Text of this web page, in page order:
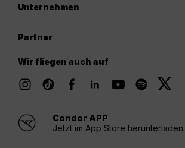
Unternehmen
Partner
Wir fliegen auch auf
Condor APP
Jetzt im App Store herunterladen.